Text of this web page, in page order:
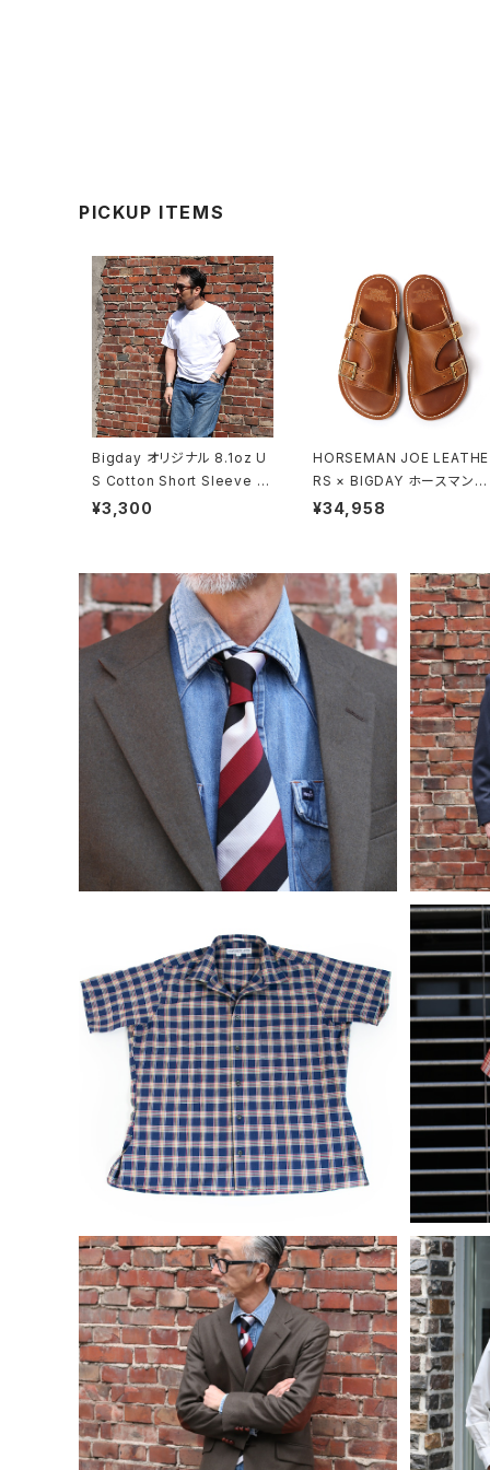
PICKUP ITEMS
Bigday オリジナル 8.1oz U
S Cotton Short Sleeve T
シャツ 半袖 無地Tシャツ US
¥3,300
HORSEMAN JOE LEATHE
RS × BIGDAY ホースマンジ
ョー ダブルモンクストラップサ
¥34,958
INDIVIDUALIZED SHIRTS インディ
ビジュアライズドシャツ レジメンタルス
トライプネクタイ REGIMENTAL STRI
PE TIE ネクタイ アメリカ製
¥18,700
ディビ
ルホッ
INDIVIDUALIZED SHIRTS インディ
ビジュアライズドシャツ キャンプカラー
コットン チェック 半袖シャツ Camp C
ollar S/S Shirts Athletic Fit
¥27,500
ビジュ
プ
INDIVIDUALIZED CLOTHING イン
ディビジュアライズドクロージング カン
トリーブレザー COUNTRY BRAZER
ジャケット
¥148,500
ビジュ